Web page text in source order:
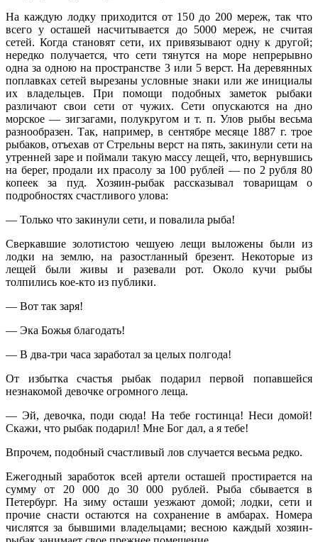
На каждую лодку приходится от 150 до 200 мереж, так что
всего у осташей насчитывается до 5000 мереж, не считая
сетей. Когда становят сети, их привязывают одну к другой;
нередко получается, что сети тянутся на море непрерывно
одна за одною на пространстве 3 или 5 верст. На деревянных
поплавках сетей вырезаны условные знаки или же инициалы
их владельцев. При помощи подобных заметок рыбаки
различают свои сети от чужих. Сети опускаются на дно
морское — зигзагами, полукругом и т. п. Улов рыбы весьма
разнообразен. Так, например, в сентябре месяце 1887 г. трое
рыбаков, отъехав от Стрельны верст на пять, закинули сети на
утренней заре и поймали такую массу лещей, что, вернувшись
на берег, продали их прасолу за 100 рублей — по 2 рубля 80
копеек за пуд. Хозяин-рыбак рассказывал товарищам о
подробностях счастливого улова:
— Только что закинули сети, и повалила рыба!
Сверкавшие золотистою чешуею лещи выложены были из
лодки на землю, на разостланный брезент. Некоторые из
лещей были живы и разевали рот. Около кучи рыбы
толпились кое-кто из публики.
— Вот так заря!
— Эка Божья благодать!
— В два-три часа заработал за целых полгода!
От избытка счастья рыбак подарил первой попавшейся
незнакомой девочке огромного леща.
— Эй, девочка, поди сюда! На тебе гостинца! Неси домой!
Скажи, что рыбак подарил! Мне Бог дал, а я тебе!
Впрочем, подобный счастливый лов случается весьма редко.
Ежегодный заработок всей артели осташей простирается на
сумму от 20 000 до 30 000 рублей. Рыба сбывается в
Петербург. На зиму осташи уезжают домой; лодки, сети и
прочие снасти остаются на сохранение в амбарах. Номера
числятся за бывшими владельцами; весною каждый хозяин-